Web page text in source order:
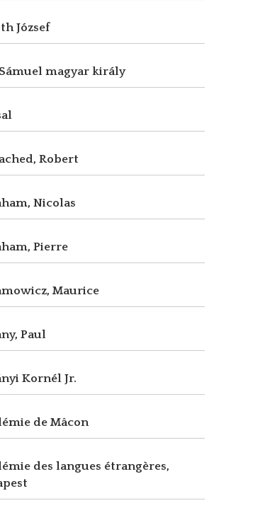
József
magyar király
Robert
Nicolas
Pierre
Maurice
Paul
Kornél Jr.
de Mâcon
des langues étrangères,